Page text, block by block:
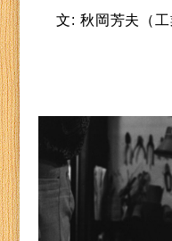
文: 秋岡芳夫（工